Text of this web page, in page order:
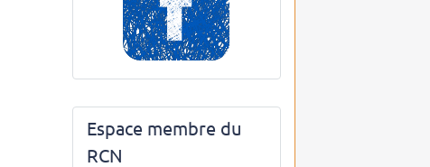
Espace membre du
RCN